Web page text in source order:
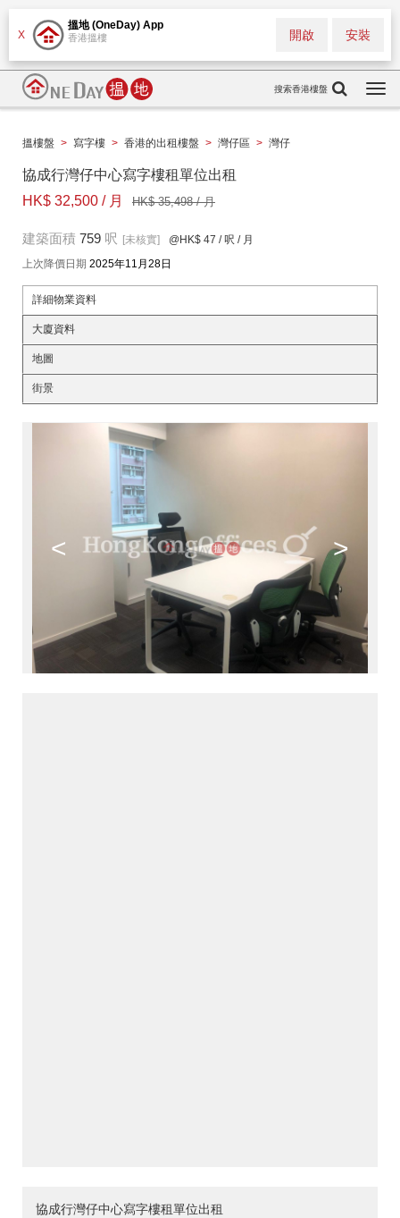
X
搵地 (OneDay) App
香港搵樓 安裝
開啟
搜索香港樓盤
搵樓盤 > 寫字樓 > 香港的出租樓盤 > 灣仔區 > 灣仔
協成行灣仔中心寫字樓租單位出租
HK$ 32,500 / 月
HK$ 35,498 / 月
建築面積 759 呎 [未核實] @HK$ 47 / 呎 / 月
上次降價日期 2025年11月28日
詳細物業資料
大廈資料
地圖
街景
< >
協成行灣仔中心寫字樓租單位出租